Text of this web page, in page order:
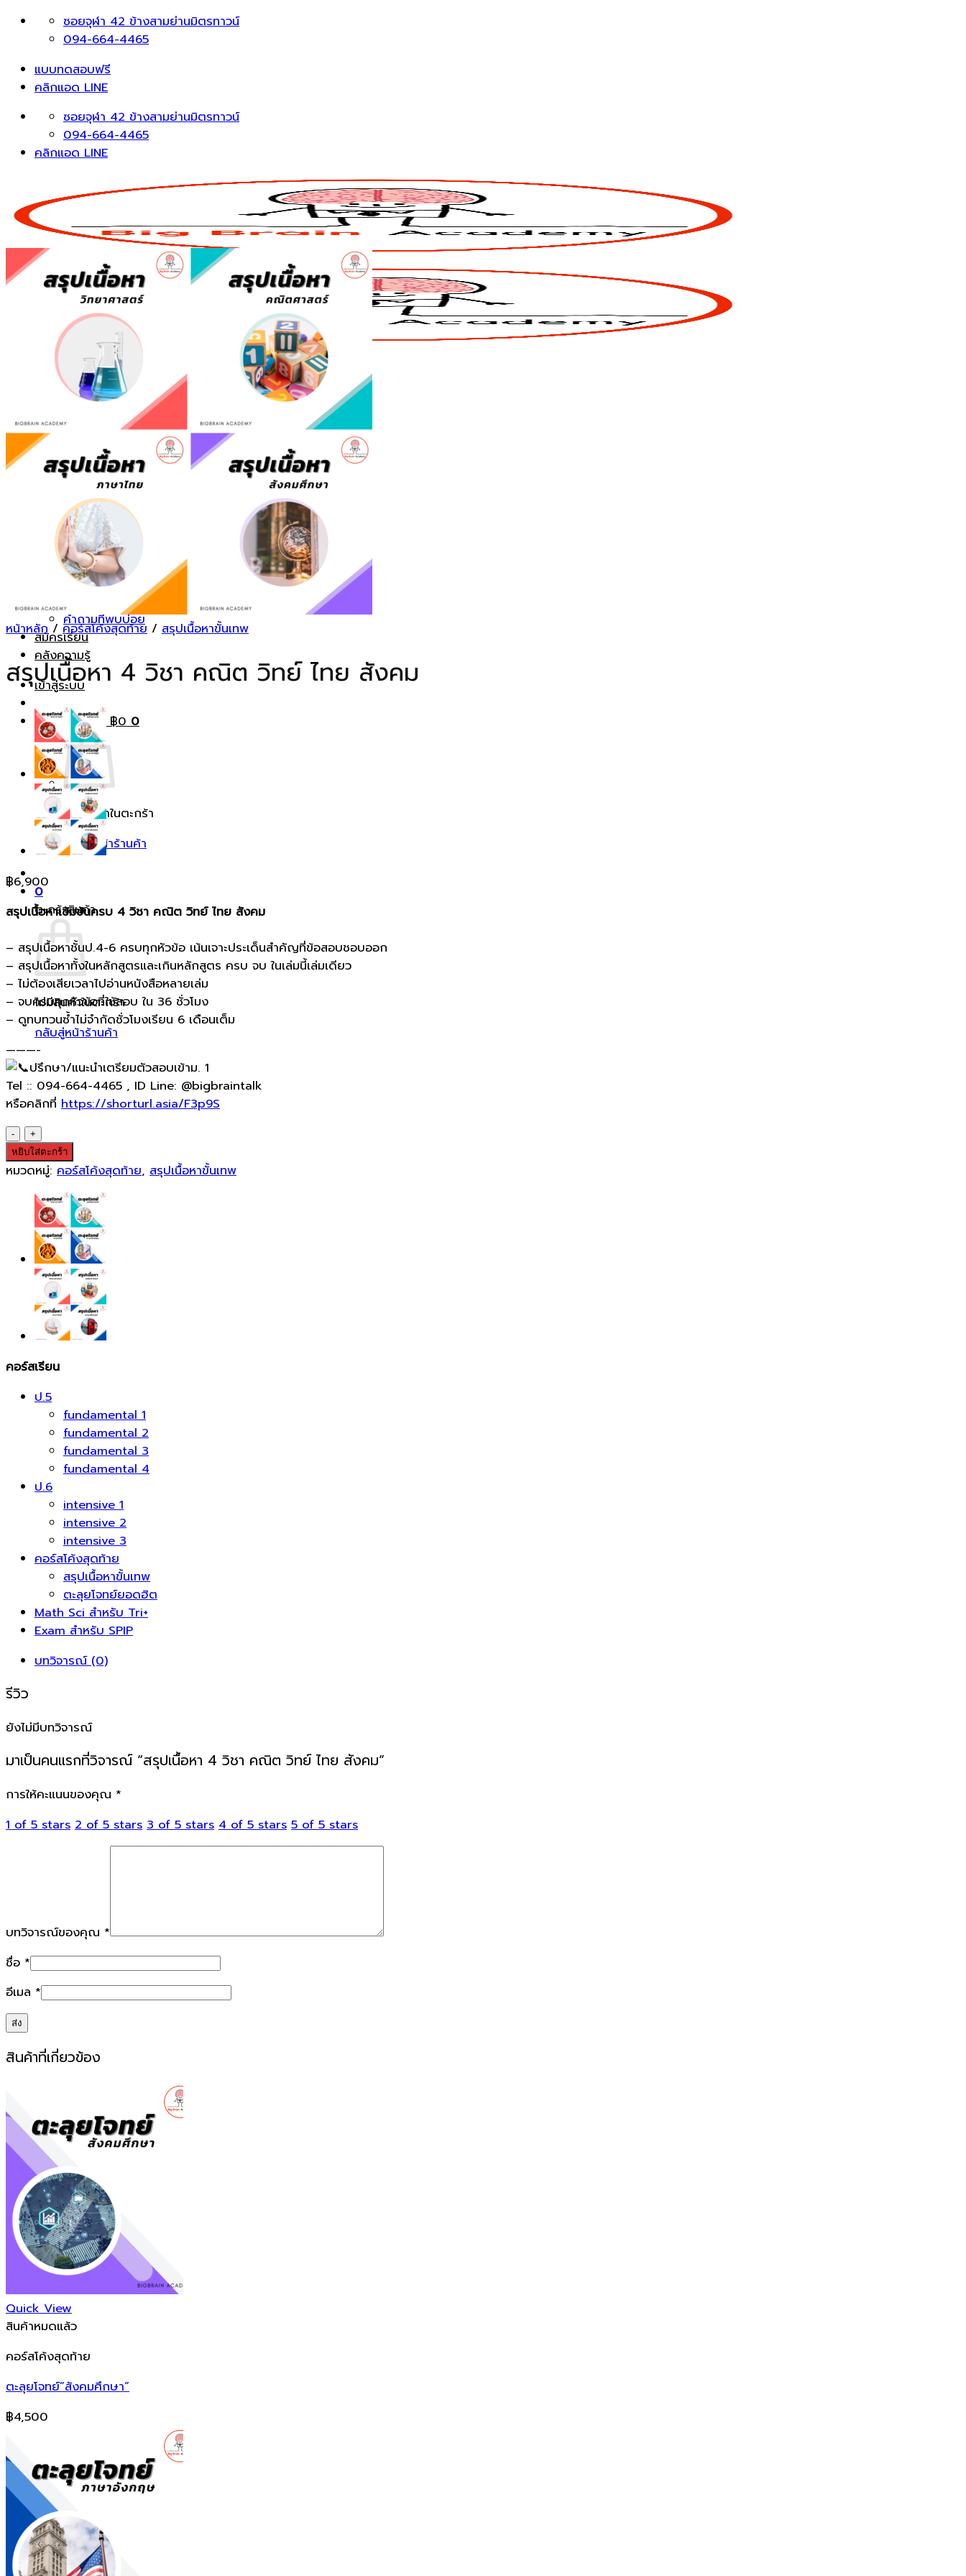
Skip
ซอยจุฬา 42 ข้างสามย่านมิตรทาวน์
094-664-4465
แบบทดสอบฟรี
คลิกแอด LINE
ซอยจุฬา 42 ข้างสามย่านมิตรทาวน์
094-664-4465
คลิกแอด LINE
ค้นหา:
คอร์สเรียนออนไลน์
FUNDAMENTAL ชั้น ป.5
INTENSIVE ชั้นป.6
คอร์สโค้งสุดท้าย
สรุปเนื้อหาขั้นเทพ
ตะลุยโจทย์ยอดฮิต
Math-Sci Trilingual+
SPIP
ทำเนียบคนเก่ง
คำถามที่พบบ่อย
สมัครเรียน
คลังความรู้
เข้าสู่ระบบ
ตะกร้าสินค้า / ฿0 0
ไม่มีสินค้าในตะกร้า
กลับสู่หน้าร้านค้า
0
ตะกร้าสินค้า
ไม่มีสินค้าในตะกร้า
กลับสู่หน้าร้านค้า
หน้าหลัก / คอร์สโค้งสุดท้าย / สรุปเนื้อหาขั้นเทพ
สรุปเนื้อหา 4 วิชา คณิต วิทย์ ไทย สังคม
฿6,900
สรุปเนื้อหาเข้มข้นครบ 4 วิชา คณิต วิทย์ ไทย สังคม
– สรุปเนื้อหาชั้นป.4-6 ครบทุกหัวข้อ เน้นเจาะประเด็นสำคัญที่ข้อสอบชอบออก
– สรุปเนื้อหาทั้งในหลักสูตรและเกินหลักสูตร ครบ จบ ในเล่มนี้เล่มเดียว
– ไม่ต้องเสียเวลาไปอ่านหนังสือหลายเล่ม
– จบครบทุกหัวข้อที่ใช้สอบ ใน 36 ชั่วโมง
– ดูทบทวนซ้ำไม่จำกัดชั่วโมงเรียน 6 เดือนเต็ม
———-
ปรึกษา/แนะนำเตรียมตัวสอบเข้าม. 1
Tel :: 094-664-4465 , ID Line: @bigbraintalk
หรือคลิกที่ https://shorturl.asia/F3p9S
จำนวน
สรุป
เนื้อหา
วิชา
คณิต
วิทย์
ไทย
สังคม
หยิบใส่ตะกร้า
หมวดหมู่: คอร์สโค้งสุดท้าย, สรุปเนื้อหาขั้นเทพ
คอร์สเรียน
ป.5
fundamental 1
fundamental 2
fundamental 3
fundamental 4
ป.6
intensive 1
intensive 2
intensive 3
คอร์สโค้งสุดท้าย
สรุปเนื้อหาขั้นเทพ
ตะลุยโจทย์ยอดฮิต
Math Sci สำหรับ Tri+
Exam สำหรับ SPIP
บทวิจารณ์ (0)
รีวิว
ยังไม่มีบทวิจารณ์
มาเป็นคนแรกที่วิจารณ์ “สรุปเนื้อหา 4 วิชา คณิต วิทย์ ไทย สังคม”
การให้คะแนนของคุณ *
1 of 5 stars 2 of 5 stars 3 of 5 stars 4 of 5 stars 5 of 5 stars
บทวิจารณ์ของคุณ *
ชื่อ *
อีเมล *
สินค้าที่เกี่ยวข้อง
Quick View
สินค้าหมดแล้ว
คอร์สโค้งสุดท้าย
ตะลุยโจทย์”สังคมศึกษา”
฿4,500